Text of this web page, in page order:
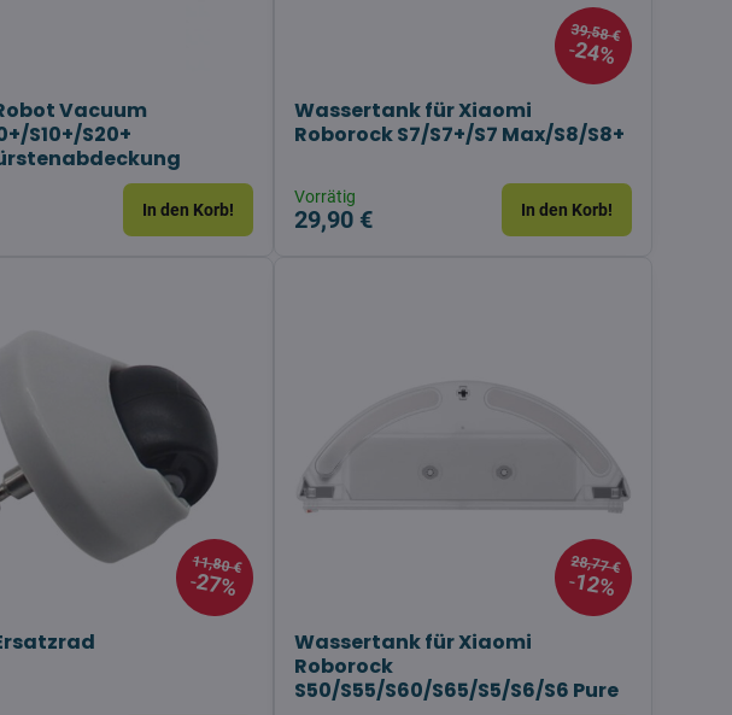
Vacuum
S10+/S20+
In den Korb!
39,58 €
24%
Wassertank für Xiaomi
Roborock S7/S7+/S7 Max/S8/S8+
Vorrätig
29,90 € In den Korb!
11,80 €
27%
28,77 €
12%
Wassertank für Xiaomi
Roborock
S50/S55/S60/S65/S5/S6/S6 Pure